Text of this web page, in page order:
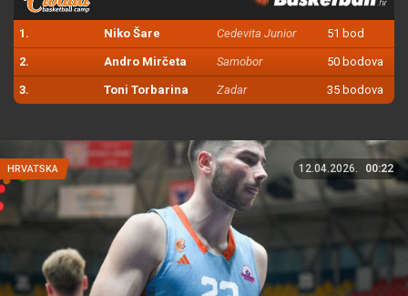
1. Niko Šare Cedevita Junior 51 bod
2. Andro Mirčeta Samobor 50 bodova
3. Toni Torbarina Zadar 35 bodova
HRVATSKA 12.04.2026. 00:22